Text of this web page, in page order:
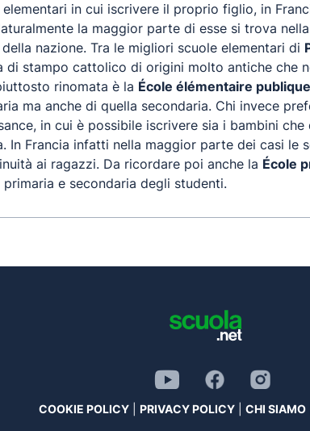
in cui iscrivere il proprio figlio, in
la maggior parte di esse si trova
nazione. Tra le migliori scuole elementari di
di stampo cattolico di origini molto antiche che
rinomata è la École élémentaire
ma anche di quella secondaria. Chi invece
in cui è possibile iscrivere sia i bambini
In Francia infatti nella maggior parte dei casi le
ai ragazzi. Da ricordare poi anche la École
e secondaria degli studenti.
COOKIE POLICY| PRIVACY POLICY| CHI SIAMO|